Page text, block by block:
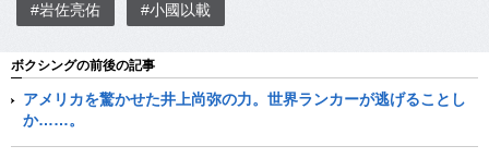
#岩佐亮佑 #小國以載
ボクシングの前後の記事
アメリカを驚かせた井上尚弥の力。世界ランカーが逃げることし
か……。